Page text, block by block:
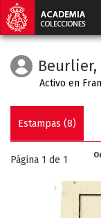
Beurlier,
Activo en
Estampas (8)
Página 1 de 1